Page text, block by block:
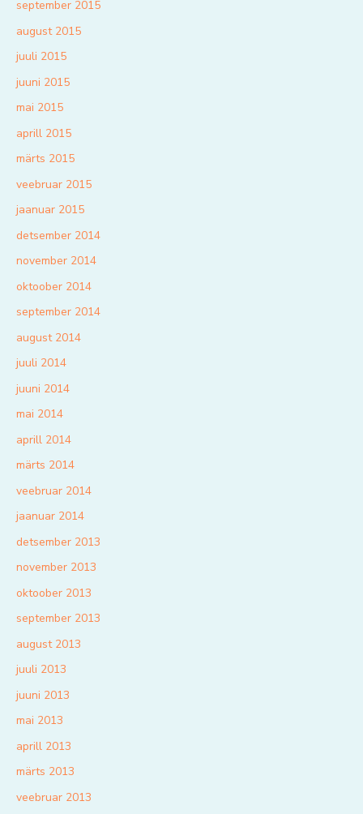
september 2015
august 2015
juuli 2015
juuni 2015
mai 2015
aprill 2015
märts 2015
veebruar 2015
jaanuar 2015
detsember 2014
november 2014
oktoober 2014
september 2014
august 2014
juuli 2014
juuni 2014
mai 2014
aprill 2014
märts 2014
veebruar 2014
jaanuar 2014
detsember 2013
november 2013
oktoober 2013
september 2013
august 2013
juuli 2013
juuni 2013
mai 2013
aprill 2013
märts 2013
veebruar 2013